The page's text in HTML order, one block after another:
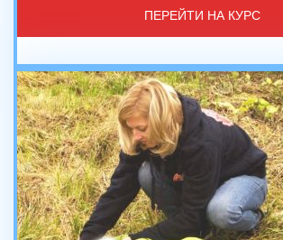
ПЕРЕЙТИ НА КУРС